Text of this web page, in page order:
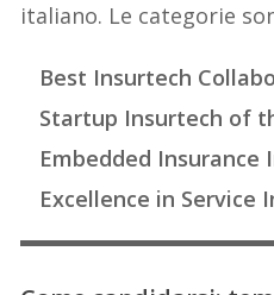
italiano. Le categorie
Best Insurtech
Startup Insurtech of
Embedded Insurance
Excellence in Service